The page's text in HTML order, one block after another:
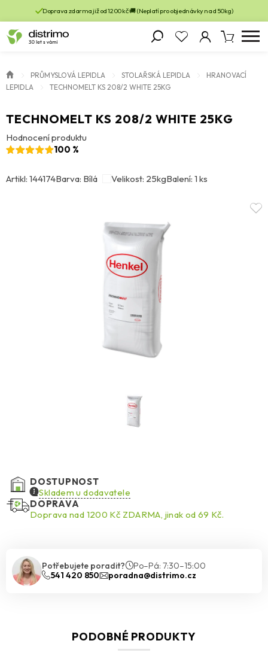
Doprava zdarma již od 1200 kč 🚚 (Neplatí pro objednávky nad 50kg)
PRŮMYSLOVÁ LEPIDLA STOLAŘSKÁ LEPIDLA
HRANOVACÍ
LEPIDLA
TECHNOMELT KS 208/2 WHITE 25KG
TECHNOMELT KS 208/2 WHITE 25KG
Hodnocení produktu
100 %
Artikl: 144174Barva: Bílá Velikost: 25kgBalení: 1 ks
DOSTUPNOST
Skladem u dodavatele
DOPRAVA
Doprava nad 1200 Kč ZDARMA, jinak od 69 Kč.
Potřebujete poradit?
Po–Pá: 7:30–15:00
541 420 850
poradna@distrimo.cz
PODOBNÉ PRODUKTY